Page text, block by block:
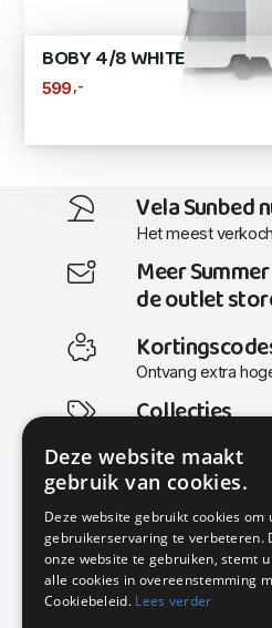
BOBY 4/8 WHITE
599,-
Vela Sunbed
Het meest
Meer
de outlet
Ontvang extra
Collecties
Actuele en
KMP Kantoormeubilair
Airport Business Park
Frankfurtstraat 29-31
1175 RH Lijnden
Deze website maakt
gebruik van cookies.
Deze website gebruikt cookies om
gebruikerservaring te verbeteren.
onze website te gebruiken, stemt
alle cookies in overeenstemming
Cookiebeleid. Lees verder